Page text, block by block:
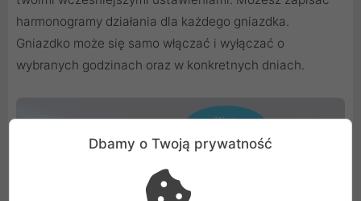
harmonogramy działania dla każdego gniazdka.
Gniazdko może się samo włączać i wyłączać o
wybranych godzinach oraz w konkretnych dniach.
Dbamy o Twoją prywatność